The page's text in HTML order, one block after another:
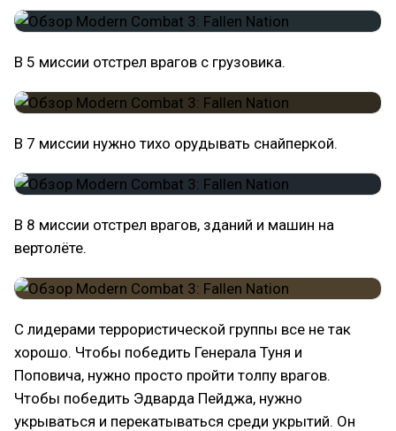
В 5 миссии отстрел врагов с грузовика.
В 7 миссии нужно тихо орудывать снайперкой.
В 8 миссии отстрел врагов, зданий и машин на
вертолёте.
С лидерами террористической группы все не так
хорошо. Чтобы победить Генерала Туня и
Поповича, нужно просто пройти толпу врагов.
Чтобы победить Эдварда Пейджа, нужно
укрываться и перекатываться среди укрытий. Он